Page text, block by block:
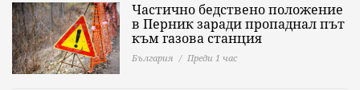
Частично бедствено положение
в Перник заради пропаднал път
към газова станция
България Преди 1 час